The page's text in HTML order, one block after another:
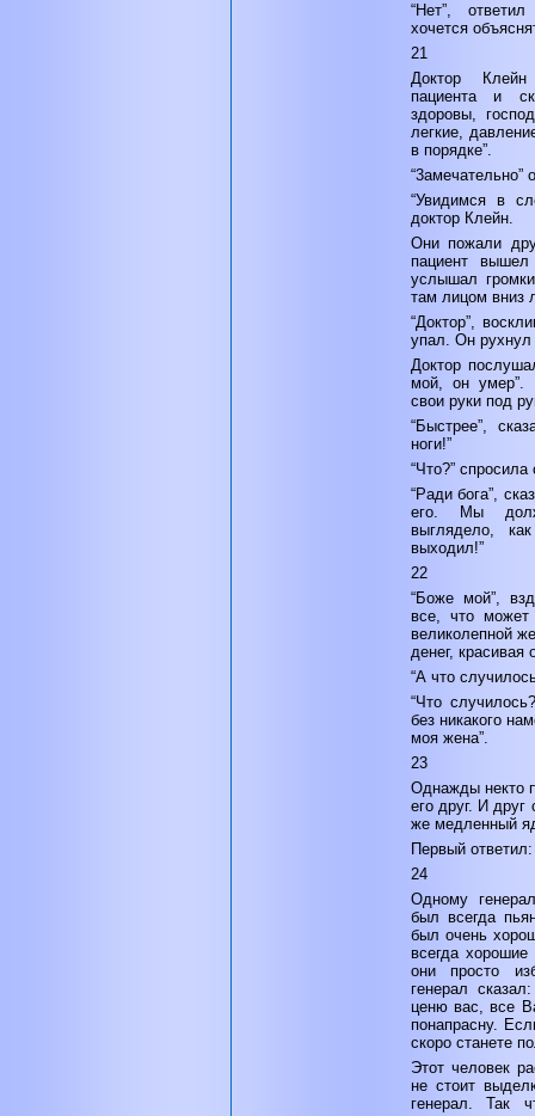
“Нет”,
хочется
21
Доктор
пациента и
здоровы,
легкие,
в порядке”.
“3амечательно”
“Увидимся в
доктор Клейн.
Они пожали
пациент
услышал
там лицом вниз
“Доктор”,
упал. Он рухнул
Доктор
мой, он умер”.
свои руки под
“Быстрее”,
ноги!”
“Что?” спросила
“Ради бога”,
его. Мы
выглядело,
выходил!”
22
“Боже мой”,
все, что
великолепной
денег, красивая
“А что
“Что
без никакого
моя жена”.
23
Однажды некто
его друг. И
же медленный
Первый
24
Одному
был всегда
был очень
всегда
они просто
генерал
ценю вас, все
понапрасну.
скоро станете
Этот человек
не стоит
генерал. Так